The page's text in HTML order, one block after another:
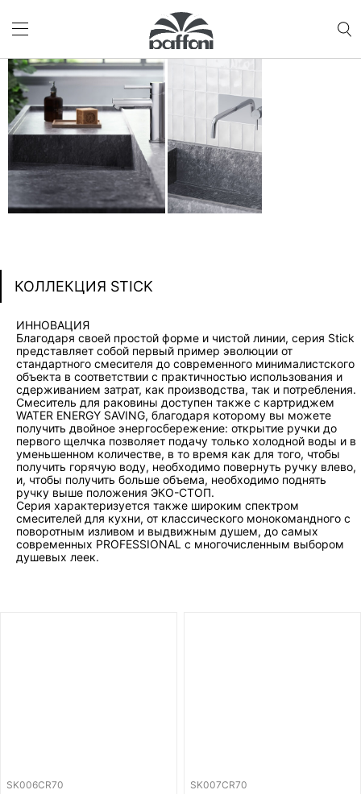
КОЛЛЕКЦИЯ STICK
ИННОВАЦИЯ
Благодаря своей простой форме и чистой линии, серия Stick
представляет собой первый пример эволюции от
стандартного смесителя до современного минималистского
объекта в соответствии с практичностью использования и
сдерживанием затрат, как производства, так и потребления.
Смеситель для раковины доступен также с картриджем
WATER ENERGY SAVING, благодаря которому вы можете
получить двойное энергосбережение: открытие ручки до
первого щелчка позволяет подачу только холодной воды и в
уменьшенном количестве, в то время как для того, чтобы
получить горячую воду, необходимо повернуть ручку влево,
и, чтобы получить больше объема, необходимо поднять
ручку выше положения ЭКО-СТОП.
Серия характеризуется также широким спектром
смесителей для кухни, от классического монокомандного с
поворотным изливом и выдвижным душем, до самых
современных PROFESSIONAL с многочисленным выбором
душевых леек.
SK006CR70 SK007CR70